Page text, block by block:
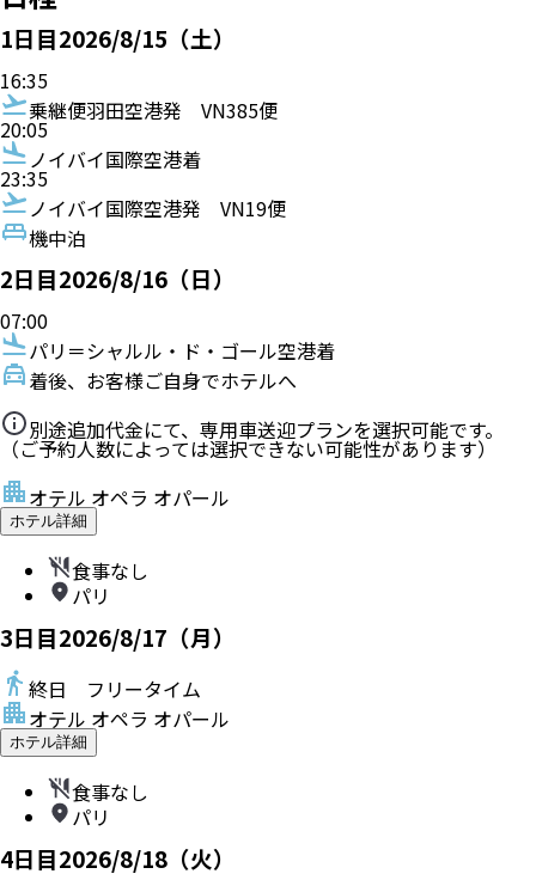
1日目2026/8/15（土）
16:35
乗継便羽田空港発 VN385便
20:05
ノイバイ国際空港着
23:35
ノイバイ国際空港発
VN19便
機中泊
2日目2026/8/16（日）
07:00
パリ＝シャルル・ド・ゴール空港着
着後、お客様ご自身でホテルへ
別途追加代金にて、専用車送迎プランを選択可能です。
（ご予約人数によっては選択できない可能性があります）
オテル オペラ オパール
ホテル詳細
食事なし
パリ
3日目2026/8/17（月）
終日 フリータイム
オテル オペラ オパール
ホテル詳細
食事なし
パリ
4日目2026/8/18（火）